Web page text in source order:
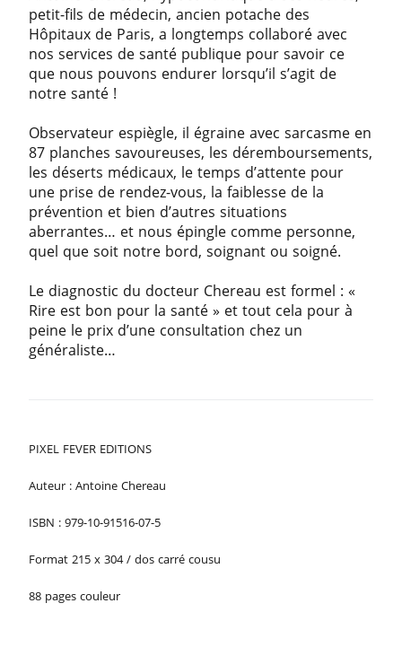
petit-fils de médecin, ancien potache des
Hôpitaux de Paris, a longtemps collaboré avec
nos services de santé publique pour savoir ce
que nous pouvons endurer lorsqu’il s’agit de
notre santé !
Observateur espiègle, il égraine avec sarcasme en
87 planches savoureuses, les déremboursements,
les déserts médicaux, le temps d’attente pour
une prise de rendez-vous, la faiblesse de la
prévention et bien d’autres situations
aberrantes… et nous épingle comme personne,
quel que soit notre bord, soignant ou soigné.
Le diagnostic du docteur Chereau est formel : «
Rire est bon pour la santé » et tout cela pour à
peine le prix d’une consultation chez un
généraliste…
PIXEL FEVER EDITIONS
Auteur : Antoine Chereau
ISBN : 979-10-91516-07-5
Format 215 x 304 / dos carré cousu
88 pages couleur